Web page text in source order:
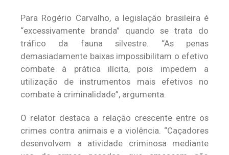
Para Rogério Carvalho, a legislação brasileira é
“excessivamente branda” quando se trata do
tráfico da fauna silvestre. “As penas
demasiadamente baixas impossibilitam o efetivo
combate à prática ilícita, pois impedem a
utilização de instrumentos mais efetivos no
combate à criminalidade”, argumenta.
O relator destaca a relação crescente entre os
crimes contra animais e a violência. “Caçadores
desenvolvem a atividade criminosa mediante